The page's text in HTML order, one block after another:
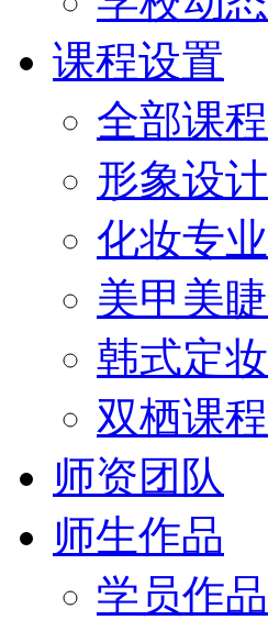
课程设置
全部课程
形象设计
化妆专业
美甲美睫
韩式定妆
双栖课程
师资团队
师生作品
学员作品